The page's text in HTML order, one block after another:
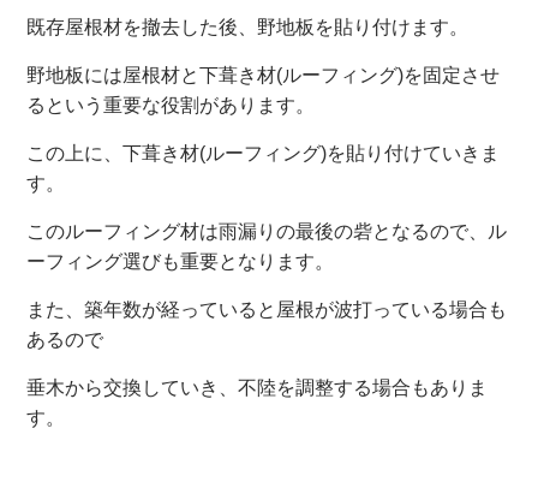
既存屋根材を撤去した後、野地板を貼り付けます。
野地板には屋根材と下葺き材(ルーフィング)を固定させ
るという重要な役割があります。
この上に、下葺き材(ルーフィング)を貼り付けていきま
す。
このルーフィング材は雨漏りの最後の砦となるので、ル
ーフィング選びも重要となります。
また、築年数が経っていると屋根が波打っている場合も
あるので
垂木から交換していき、不陸を調整する場合もありま
す。